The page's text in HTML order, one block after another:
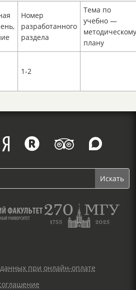
Номер
разработанного
раздела
Тема по
учебно —
методическому
плану
1-2
   
при онлайн-оплате